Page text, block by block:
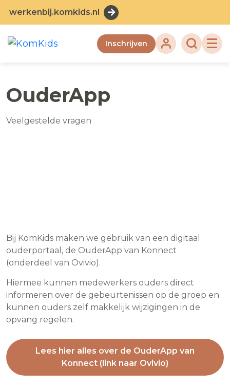
werkenbij.komkids.nl
Inschrijven
OuderApp
Veelgestelde vragen
Bij KomKids maken we gebruik van een digitaal
ouderportaal, de OuderApp van Konnect
(onderdeel van Ovivio).
Hiermee kunnen medewerkers ouders direct
informeren over de gebeurtenissen op de groep en
kunnen ouders zelf makkelijk wijzigingen in de
opvang regelen.
Lees hier alles over de OuderApp van
Konnect (link naar Ovivio)